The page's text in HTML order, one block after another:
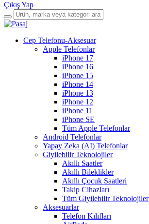
Çıkış Yap
Cep Telefonu-Aksesuar
Apple Telefonlar
iPhone 17
iPhone 16
iPhone 15
iPhone 14
iPhone 13
iPhone 12
iPhone 11
iPhone SE
Tüm Apple Telefonlar
Android Telefonlar
Yapay Zeka (AI) Telefonlar
Giyilebilir Teknolojiler
Akıllı Saatler
Akıllı Bileklikler
Akıllı Çocuk Saatleri
Takip Cihazları
Tüm Giyilebilir Teknolojiler
Aksesuarlar
Telefon Kılıfları